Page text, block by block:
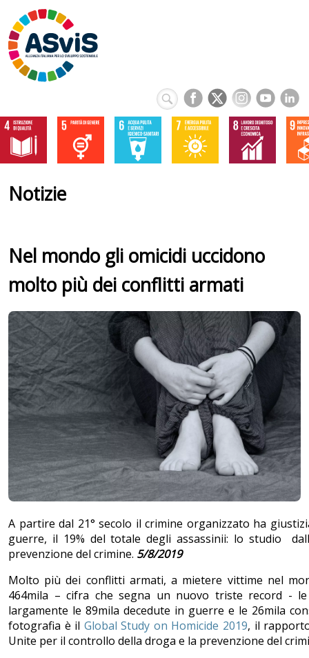
Notizie
Nel mondo gli omicidi uccidono
molto più dei conflitti armati
A partire dal 21° secolo il crimine organizzato ha
guerre, il 19% del totale degli assassinii: lo studio
prevenzione del crimine. 5/8/2019
Molto più dei conflitti armati, a mietere vittime nel
464mila – cifra che segna un nuovo triste record -
largamente le 89mila decedute in guerre e le 26mila
fotografia è il Global Study on Homicide 2019, il
Unite per il controllo della droga e la prevenzione del